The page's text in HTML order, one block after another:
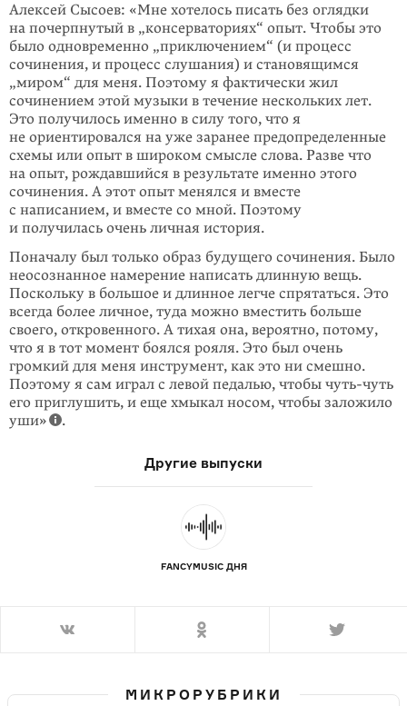
Алексей Сысоев: «Мне хотелось писать без оглядки
на почерпнутый в „консер­ваториях“ опыт. Чтобы это
было одновременно „приключением“ (и процесс
сочинения, и процесс слушания) и становящимся
„миром“ для меня. Поэтому я фактически жил
сочинением этой музыки в течение нескольких лет.
Это получилось именно в силу того, что я
не ориентировался на уже заранее предопределенные
схемы или опыт в широком смысле слова. Разве что
на опыт, рождавшийся в результате именно этого
сочинения. А этот опыт менялся и вместе
с написанием, и вместе со мной. Поэтому
и получилась очень личная история.
Поначалу был только образ будущего сочинения. Было
неосознанное намерение написать длинную вещь.
Поскольку в большое и длинное легче спрятаться. Это
всегда более личное, туда можно вместить больше
своего, откровенного. А тихая она, вероятно, потому,
что я в тот момент боялся рояля. Это был очень
громкий для меня инструмент, как это ни смешно.
Поэтому я сам играл с левой педалью, чтобы чуть-чуть
его приглушить, и еще хмыкал носом, чтобы заложило
уши»
.
Другие выпуски
FANCYMUSIC ДНЯ
МИКРОРУБРИКИ